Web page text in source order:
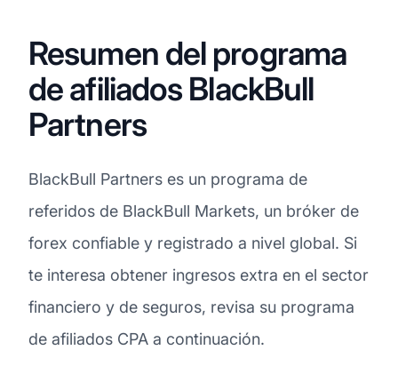
Resumen del programa
de afiliados BlackBull
Partners
BlackBull Partners es un programa de
referidos de BlackBull Markets, un bróker de
forex confiable y registrado a nivel global. Si
te interesa obtener ingresos extra en el sector
financiero y de seguros, revisa su programa
de afiliados CPA a continuación.